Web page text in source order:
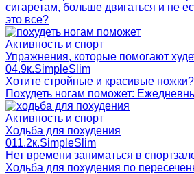
сигаретам, больше двигаться и не
это все?
Активность и спорт
Упражнения, которые помогают
04.9к.SimpleSlim
Хотите стройные и красивые
Похудеть ногам поможет:
Активность и спорт
Ходьба для похудения
011.2к.SimpleSlim
Нет времени заниматься в
Ходьба для похудения по